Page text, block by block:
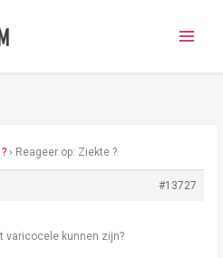
› Reageer op: Ziekte ?
#13727
varicocele kunnen zijn?